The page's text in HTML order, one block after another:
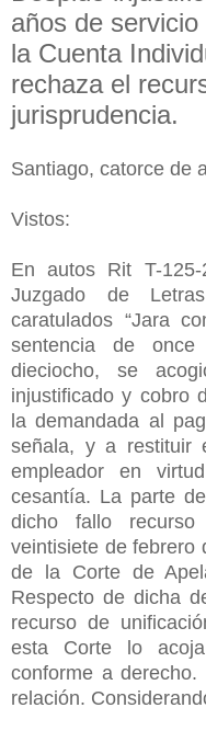
años de
la Cuenta
rechaza el
jurisprudencia.
Santiago, catorce de
Vistos:
En autos Rit T-125-
Juzgado de
caratulados “Jara
sentencia de
dieciocho, se
injustificado y cobro
la demandada al
señala, y a restituir
empleador en
cesantía. La parte
dicho fallo
veintisiete de febrero
de la Corte de
Respecto de dicha
recurso de
esta Corte lo
conforme a
relación.